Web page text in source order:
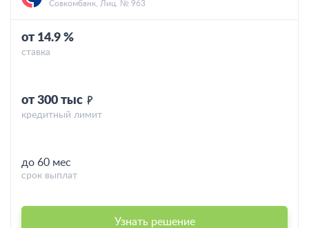
Совкомбанк, Лиц. № 963
от 14.9 %
ставка
от 300 тыс
кредитный лимит
до 60 мес
срок выплат
Узнать решение